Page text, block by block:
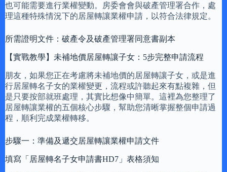
也可能需要進行業權變動。房委會會與破產管理署合作，處
理這種特殊情況下的居屋轉讓業權申請，以符合法律規定。
所需證明文件：破產令及破產管理署同意書副本
【實戰教學】未補地價居屋轉讓子女：5步完整申請流程
朋友，如果您正在考慮將未補地價的居屋轉讓子女，或是進
行居屋轉名子女的業權變更，流程或許聽起來有點複雜，但
是只要按部就班處理，其實比想像中簡單。這裡為您整理了
居屋轉讓業權的五個核心步驟，幫助您清晰掌握整個申請過
程，順利完成業權轉移。
步驟一：準備及遞交居屋轉讓業權申請文件
填寫「居屋轉名子女申請書HD7」表格須知